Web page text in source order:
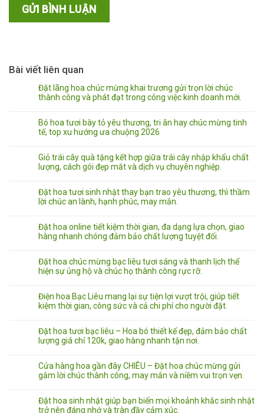
Bài viết liên quan
Đặt lãng hoa chúc mừng khai trương gửi trọn lời chúc
thành công và phát đạt trong công việc kinh doanh mới.
Bó hoa tươi bày tỏ yêu thương, tri ân hay chúc mừng tinh
tế, top xu hướng ưa chuộng 2026
Giỏ trái cây quà tặng kết hợp giữa trái cây nhập khẩu chất
lượng, cách gói đẹp mắt và dịch vụ chuyên nghiệp.
Đặt hoa tươi sinh nhật thay bạn trao yêu thương, thì thầm
lời chúc an lành, hạnh phúc, may mắn.
Đặt hoa online tiết kiệm thời gian, đa dạng lựa chọn, giao
hàng nhanh chóng đảm bảo chất lượng tuyệt đối.
Đặt hoa chúc mừng bạc liêu tươi sáng và thanh lịch thể
hiện sự ủng hộ và chúc họ thành công rực rỡ.
Điện hoa Bạc Liêu mang lại sự tiện lợi vượt trội, giúp tiết
kiệm thời gian, công sức và cả chi phí cho người đặt.
Đặt hoa tươi bạc liêu – Hoa bó thiết kế đẹp, đảm bảo chất
lượng giá chỉ 120k, giao hàng nhanh tận nơi.
Cửa hàng hoa gần đây CHIÊU – Đặt hoa chúc mừng gửi
gắm lời chúc thành công, may mắn và niềm vui trọn vẹn.
Đặt hoa sinh nhật giúp bạn biến mọi khoảnh khắc sinh nhật
trở nên đáng nhớ và tràn đầy cảm xúc.